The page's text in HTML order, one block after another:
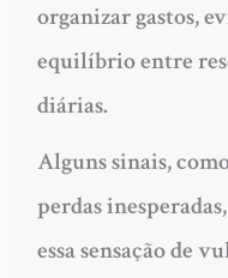
organizar gastos,
equilíbrio entre
diárias.
Alguns sinais,
perdas
essa sensação de